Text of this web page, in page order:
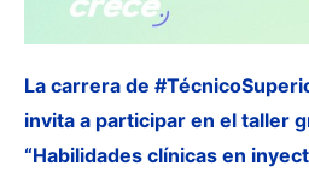
La carrera de
invita a participar en el taller
“Habilidades clínicas en